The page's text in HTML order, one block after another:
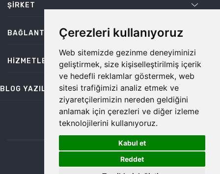
Çerezleri kullanıyoruz
Web sitemizde gezinme deneyiminizi
geliştirmek, size kişiselleştirilmiş içerik
ve hedefli reklamlar göstermek, web
sitesi trafiğimizi analiz etmek ve
ziyaretçilerimizin nereden geldiğini
anlamak için çerezleri ve diğer izleme
teknolojilerini kullanıyoruz.
Kabul et
Reddet
ŞIRKET
BAĞLANTILAR
HIZMETLER
BLOG YAZILARI
bilgi@temiz.co
©2026 Temiz, Her Hakkı Saklıdır.